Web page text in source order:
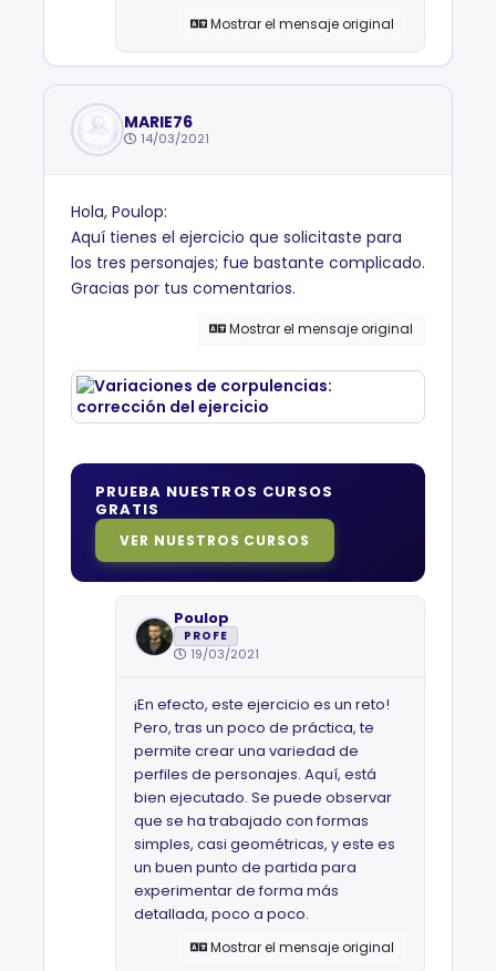
Mostrar el mensaje original
MARIE76
14/03/2021
Hola, Poulop:
Aquí tienes el ejercicio que solicitaste para
los tres personajes; fue bastante complicado.
Gracias por tus comentarios.
Mostrar el mensaje original
PRUEBA NUESTROS CURSOS
GRATIS
VER NUESTROS CURSOS
Poulop
PROFE
19/03/2021
¡En efecto, este ejercicio es un reto!
Pero, tras un poco de práctica, te
permite crear una variedad de
perfiles de personajes. Aquí, está
bien ejecutado. Se puede observar
que se ha trabajado con formas
simples, casi geométricas, y este es
un buen punto de partida para
experimentar de forma más
detallada, poco a poco.
Mostrar el mensaje original